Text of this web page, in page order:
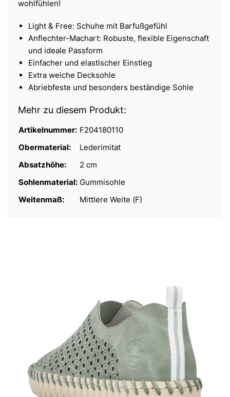
wohlfühlen!
Light & Free: Schuhe mit Barfußgefühl
Anflechter-Machart: Robuste, flexible Eigenschaft
und ideale Passform
Einfacher und elastischer Einstieg
Extra weiche Decksohle
Abriebfeste und besonders beständige Sohle
Mehr zu diesem Produkt:
Artikelnummer: F204180110
Obermaterial:
Lederimitat
Absatzhöhe:
2 cm
Sohlenmaterial: Gummisohle
Weitenmaß:
Mittlere Weite (F)